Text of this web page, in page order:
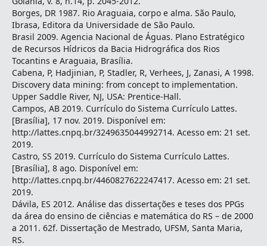
Borges, DR 1987. Rio Araguaia, corpo e alma. São Paulo,
Ibrasa, Editora da Universidade de São Paulo.
Brasil 2009. Agencia Nacional de Águas. Plano Estratégico
de Recursos Hídricos da Bacia Hidrográfica dos Rios
Tocantins e Araguaia, Brasília.
Cabena, P, Hadjinian, P, Stadler, R, Verhees, J, Zanasi, A 1998.
Discovery data mining: from concept to implementation.
Upper Saddle River, NJ, USA: Prentice-Hall.
Campos, AB 2019. Currículo do Sistema Currículo Lattes.
[Brasília], 17 nov. 2019. Disponível em:
http://lattes.cnpq.br/3249635044992714. Acesso em: 21 set.
2019.
Castro, SS 2019. Currículo do Sistema Currículo Lattes.
[Brasília], 8 ago. Disponível em:
http://lattes.cnpq.br/4460827622247417. Acesso em: 21 set.
2019.
Dávila, ES 2012. Análise das dissertações e teses dos PPGs
da área do ensino de ciências e matemática do RS – de 2000
a 2011. 62f. Dissertação de Mestrado, UFSM, Santa Maria,
RS.